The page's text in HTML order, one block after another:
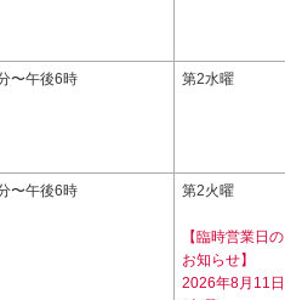
〜午後6時 第2水曜
〜午後6時 第2火曜
【臨時営業日の
お知らせ】
2026年8月11日